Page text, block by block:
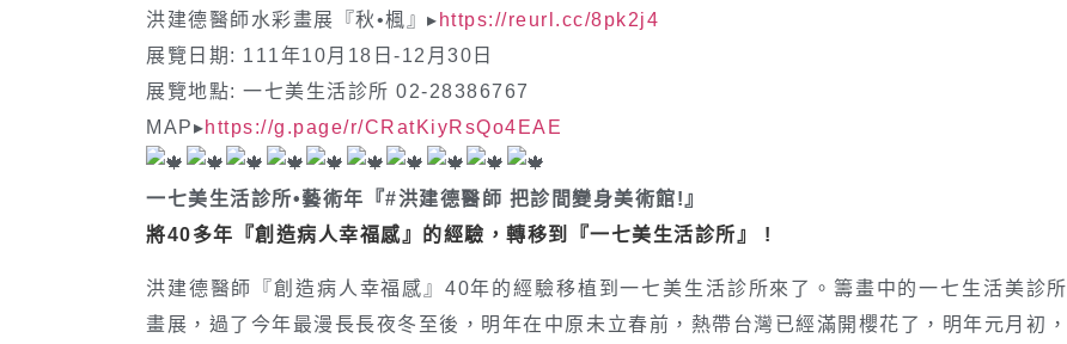
洪建德醫師水彩畫展『秋•楓』▸ https://reurl.cc/8pk2j4
展覽日期: 111年10月18日-12月30日
展覽地點: 一七美生活診所 02-28386767
MAP▸https://g.page/r/CRatKiyRsQo4EAE
一七美生活診所•藝術年『#洪建德醫師 把診間變身美術館!』
將40多年『創造病人幸福感』的經驗，轉移到『一七美生活診所』 !
洪建德醫師『創造病人幸福感』40年的經驗移植到一七美生活診所來了。籌畫中的一七生活美診所
畫展，過了今年最漫長長夜冬至後，明年在中原未立春前，熱帶台灣已經滿開櫻花了，明年元月初，